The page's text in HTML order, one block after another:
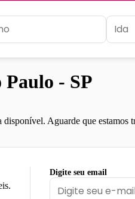
Paulo - SP
disponível. Aguarde que estamos
Digite seu email